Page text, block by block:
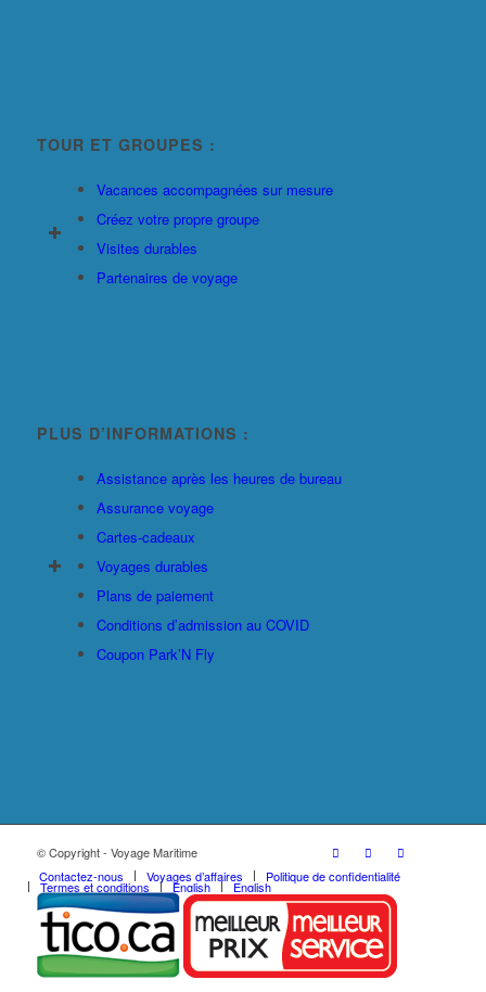
TOUR ET GROUPES :
Vacances accompagnées sur mesure
Créez votre propre groupe
Visites durables
Partenaires de voyage
PLUS D’INFORMATIONS :
Assistance après les heures de bureau
Assurance voyage
Cartes-cadeaux
Voyages durables
Plans de paiement
Conditions d’admission au COVID
Coupon Park’N Fly
© Copyright - Voyage Maritime
Contactez-nous
Voyages d’affaires Politique de confidentialité
Termes et conditions English English